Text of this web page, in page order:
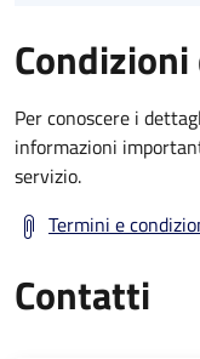
Per conoscere i
informazioni
servizio.
Termini e
Contatti